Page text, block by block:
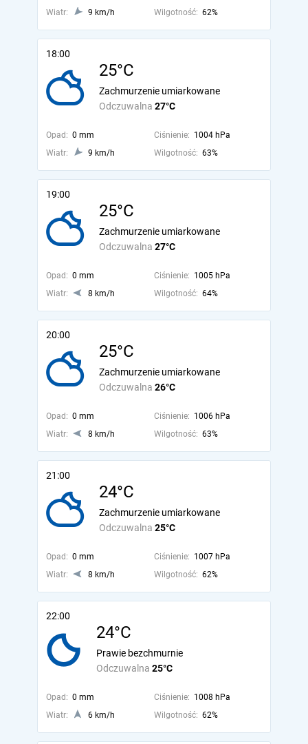
Wiatr:
9 km/h Wilgotność: 62%
18:00
25°C
Odczuwalna 27°C
Zachmurzenie umiarkowane
Opad: 0 mm Ciśnienie: 1004 hPa
Wiatr:
9 km/h Wilgotność: 63%
19:00
25°C
Odczuwalna 27°C
Zachmurzenie umiarkowane
Opad: 0 mm Ciśnienie: 1005 hPa
Wiatr:
8 km/h Wilgotność: 64%
20:00
25°C
Odczuwalna 26°C
Zachmurzenie umiarkowane
Opad: 0 mm Ciśnienie: 1006 hPa
Wiatr:
8 km/h Wilgotność: 63%
21:00
24°C
Odczuwalna 25°C
Zachmurzenie umiarkowane
Opad: 0 mm Ciśnienie: 1007 hPa
Wiatr:
8 km/h Wilgotność: 62%
22:00
24°C
Odczuwalna 25°C
Prawie bezchmurnie
Opad: 0 mm Ciśnienie: 1008 hPa
Wiatr:
6 km/h Wilgotność: 62%